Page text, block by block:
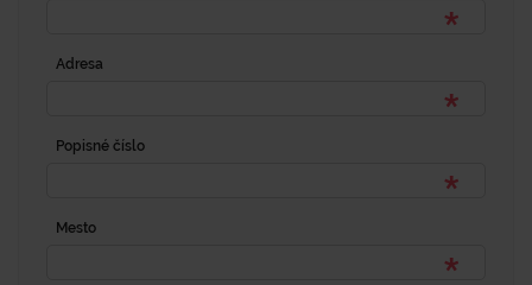
Adresa
Popisné číslo
Mesto